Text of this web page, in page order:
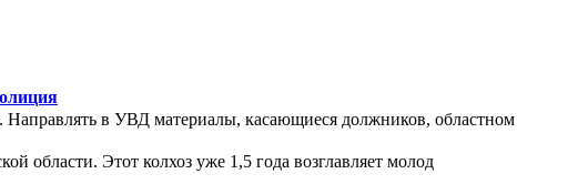
Направлять в УВД материалы, касающиеся должников, областном
области. Этот колхоз уже 1,5 года возглавляет молод